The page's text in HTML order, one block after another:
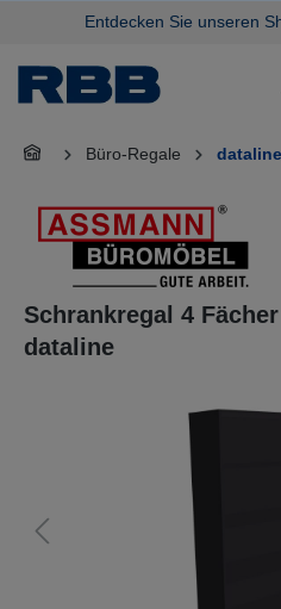
springenEntdecken Sie unseren
Büro-Regale dataline
Schrankregal 4
dataline
Bildergalerie überspringen